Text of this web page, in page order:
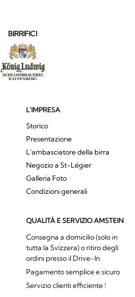
BIRRIFICI
L'IMPRESA
Storico
Presentazione
L'ambasciatore della birra
Negozio a St-Légier
Galleria Foto
Condizioni generali
QUALITÀ E SERVIZIO AMSTEIN
Consegna a domicilio (solo in
tutta la Svizzera) o ritiro degli
ordini presso il Drive-In
Pagamento semplice e sicuro
Servizio clienti efficiente !